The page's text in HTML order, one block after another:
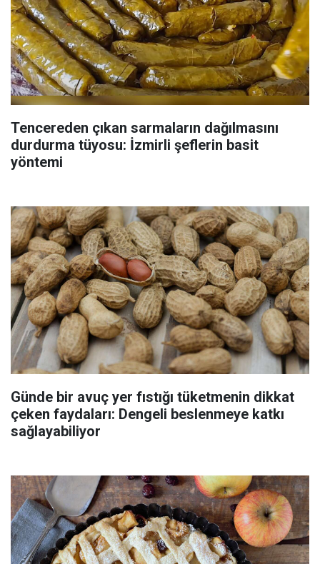
Tencereden çıkan sarmaların dağılmasını
durdurma tüyosu: İzmirli şeflerin basit
yöntemi
Günde bir avuç yer fıstığı tüketmenin dikkat
çeken faydaları: Dengeli beslenmeye katkı
sağlayabiliyor